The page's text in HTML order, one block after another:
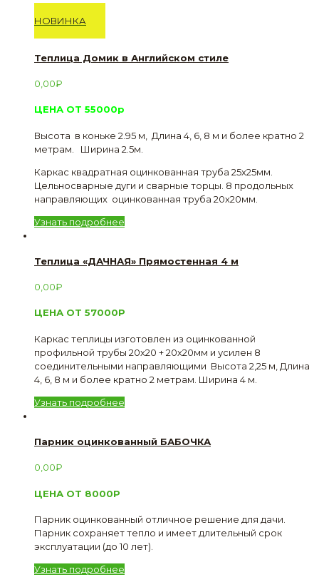
НОВИНКА
Теплица Домик в Английском стиле
0,00₽
ЦЕНА ОТ 55000р
Высота в коньке 2.95 м, Длина 4, 6, 8 м и более кратно 2
метрам. Ширина 2.5м.
Каркас квадратная оцинкованная труба 25х25мм.
Цельносварные дуги и сварные торцы. 8 продольных
направляющих оцинкованная труба 20х20мм.
Узнать подробнее
Теплица «ДАЧНАЯ» Прямостенная 4 м
0,00₽
ЦЕНА ОТ 57000Р
Каркас теплицы изготовлен из оцинкованной
профильной трубы 20х20 + 20х20мм и усилен 8
соединительными направляющими Высота 2,25 м, Длина
4, 6, 8 м и более кратно 2 метрам. Ширина 4 м.
Узнать подробнее
Парник оцинкованный БАБОЧКА
0,00₽
ЦЕНА ОТ 8000Р
Парник оцинкованный отличное решение для дачи.
Парник сохраняет тепло и имеет длительный срок
эксплуатации (до 10 лет).
Узнать подробнее